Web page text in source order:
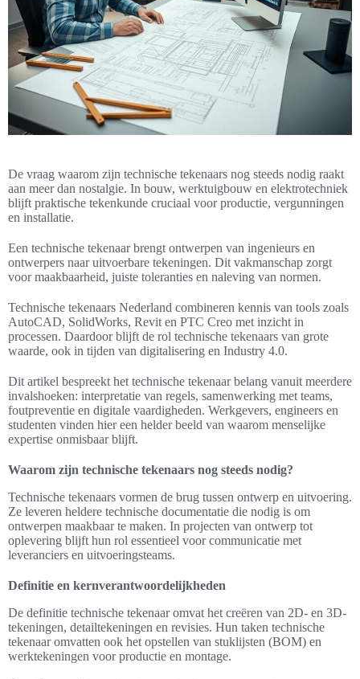
De vraag waarom zijn technische tekenaars nog steeds nodig raakt
aan meer dan nostalgie. In bouw, werktuigbouw en elektrotechniek
blijft praktische tekenkunde cruciaal voor productie, vergunningen
en installatie.
Een technische tekenaar brengt ontwerpen van ingenieurs en
ontwerpers naar uitvoerbare tekeningen. Dit vakmanschap zorgt
voor maakbaarheid, juiste toleranties en naleving van normen.
Technische tekenaars Nederland combineren kennis van tools zoals
AutoCAD, SolidWorks, Revit en PTC Creo met inzicht in
processen. Daardoor blijft de rol technische tekenaars van grote
waarde, ook in tijden van digitalisering en Industry 4.0.
Dit artikel bespreekt het technische tekenaar belang vanuit meerdere
invalshoeken: interpretatie van regels, samenwerking met teams,
foutpreventie en digitale vaardigheden. Werkgevers, engineers en
studenten vinden hier een helder beeld van waarom menselijke
expertise onmisbaar blijft.
Waarom zijn technische tekenaars nog steeds nodig?
Technische tekenaars vormen de brug tussen ontwerp en uitvoering.
Ze leveren heldere technische documentatie die nodig is om
ontwerpen maakbaar te maken. In projecten van ontwerp tot
oplevering blijft hun rol essentieel voor communicatie met
leveranciers en uitvoeringsteams.
Definitie en kernverantwoordelijkheden
De definitie technische tekenaar omvat het creëren van 2D- en 3D-
tekeningen, detailtekeningen en revisies. Hun taken technische
tekenaar omvatten ook het opstellen van stuklijsten (BOM) en
werktekeningen voor productie en montage.